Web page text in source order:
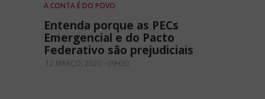
A CONTA É DO POVO
Entenda porque as PECs
Emergencial e do Pacto
Federativo são prejudiciais
12 MARÇO, 2020 - 09H30